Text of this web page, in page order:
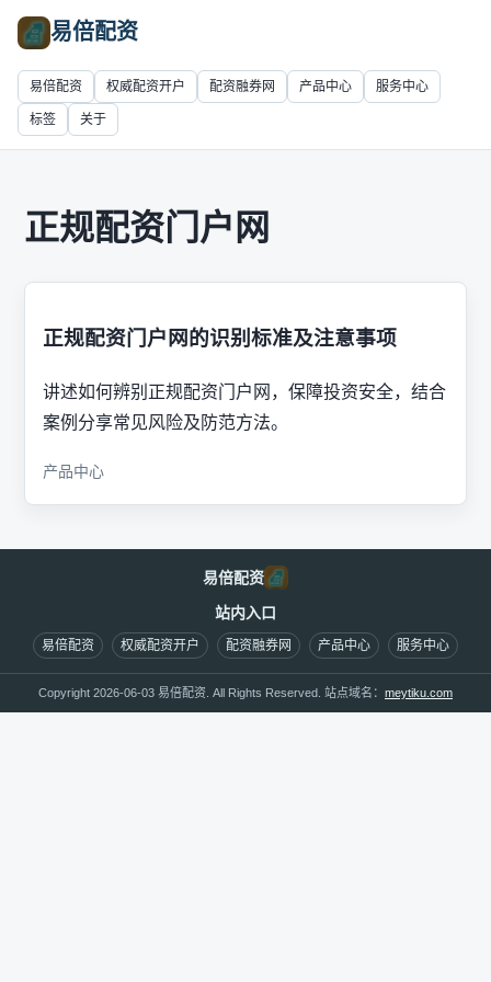
易倍配资
易倍配资 权威配资开户 配资融券网 产品中心 服务中心
标签 关于
正规配资门户网
正规配资门户网的识别标准及注意事项
讲述如何辨别正规配资门户网，保障投资安全，结合
案例分享常见风险及防范方法。
产品中心
易倍配资
站内入口
易倍配资 权威配资开户 配资融券网 产品中心 服务中心
Copyright 2026-06-03 易倍配资. All Rights Reserved. 站点域名： meytiku.com